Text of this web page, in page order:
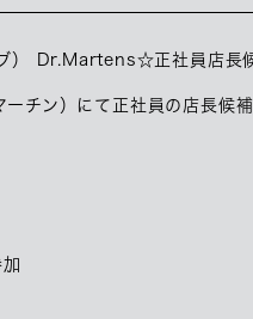
） Dr.Martens☆正社員店長
チン）にて正社員の店長候